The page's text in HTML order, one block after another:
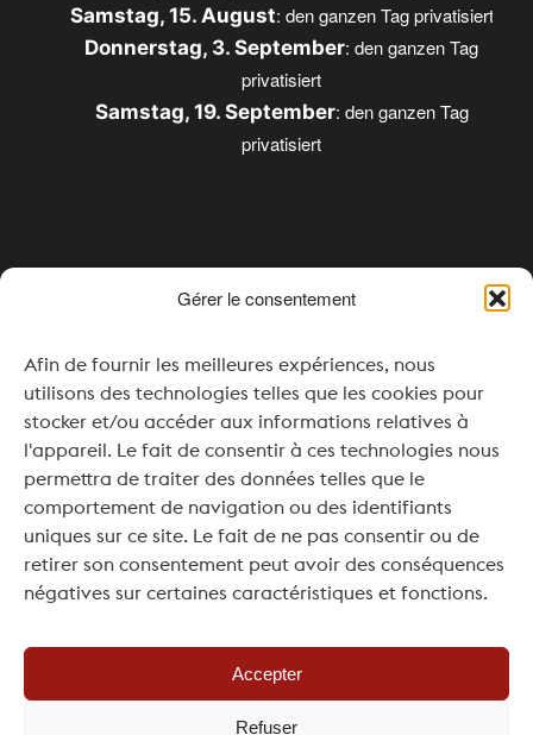
Gérer le consentement
Afin de fournir les meilleures expériences, nous
utilisons des technologies telles que les cookies pour
stocker et/ou accéder aux informations relatives à
l'appareil. Le fait de consentir à ces technologies nous
permettra de traiter des données telles que le
comportement de navigation ou des identifiants
uniques sur ce site. Le fait de ne pas consentir ou de
retirer son consentement peut avoir des conséquences
négatives sur certaines caractéristiques et fonctions.
Accepter
Refuser
Samstag, 15. August: den ganzen Tag privatisiert
Donnerstag, 3. September: den ganzen Tag
privatisiert
Samstag, 19. September: den ganzen Tag
privatisiert
Öffnungszeiten
Mittwoch: 16:00 – 20:00
Donnerstag bis Samstag: 11:00 – 20:00
Sonntag: 11:00 – 19:00
Für Ihre Veranstaltungen oder Seminare ist
eine Öffnung außerhalb der regulären
Öffnungszeiten auf Anfrage und je nach